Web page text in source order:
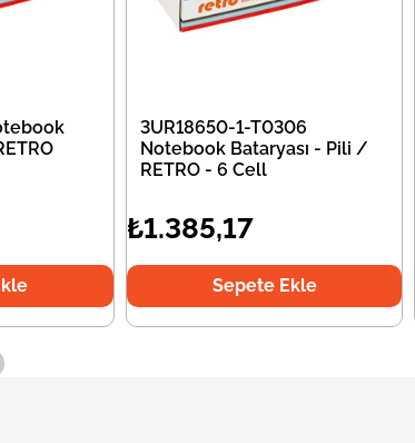
3UR18650-1-T0306
Notebook Bataryası - Pili /
RETRO - 6 Cell
₺1.385,17
Sepete Ekle